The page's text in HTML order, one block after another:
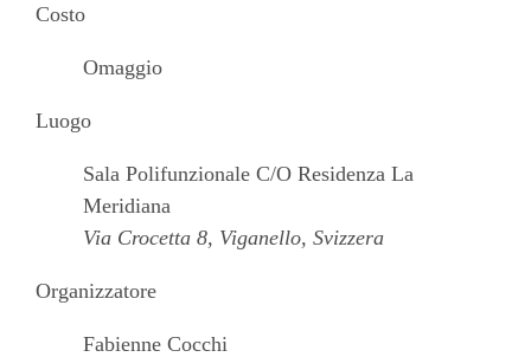
Costo
Omaggio
Luogo
Sala Polifunzionale C/O Residenza La
Meridiana
Via Crocetta 8, Viganello, Svizzera
Organizzatore
Fabienne Cocchi